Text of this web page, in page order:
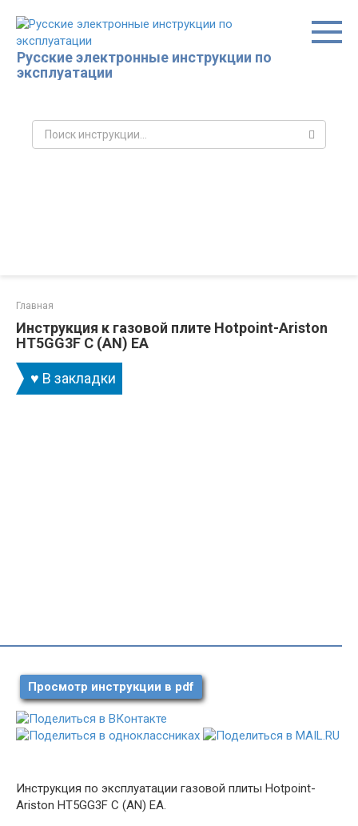
контенту
Русские электронные инструкции по
эксплуатации
Поиск:
Главная
Инструкция к газовой плите Hotpoint-Ariston
HT5GG3F C (AN) EA
♥ В закладки
Просмотр инструкции в pdf
Инструкция по эксплуатации газовой плиты Hotpoint-
Ariston HT5GG3F C (AN) EA.